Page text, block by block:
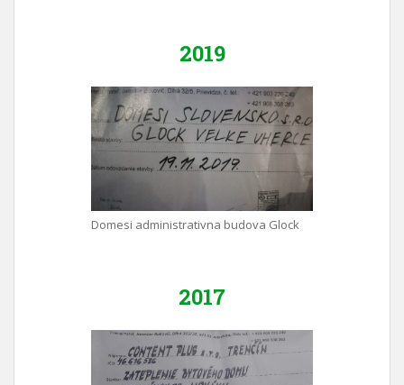
2019
Domesi administrativna budova Glock
2017